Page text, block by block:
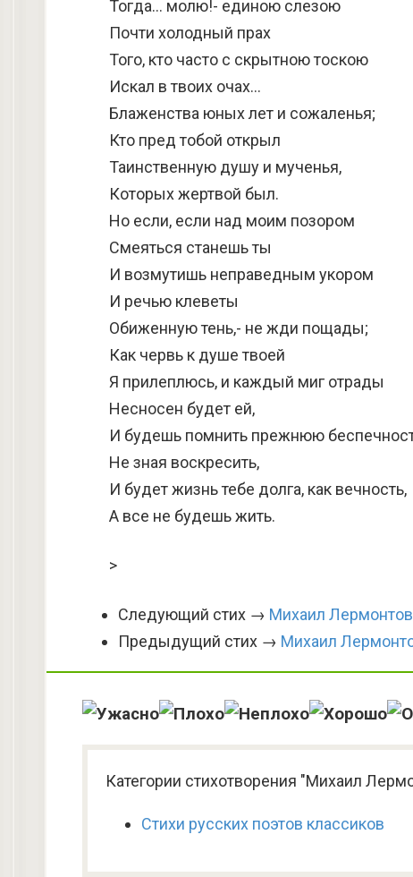
Тогда… молю!- единою слезою
Почти холодный прах
Того, кто часто с скрытною тоскою
Искал в твоих очах…
Блаженства юных лет и сожаленья;
Кто пред тобой открыл
Таинственную душу и мученья,
Которых жертвой был.
Но если, если над моим позором
Смеяться станешь ты
И возмутишь неправедным укором
И речью клеветы
Обиженную тень,- не жди пощады;
Как червь к душе твоей
Я прилеплюсь, и каждый миг отрады
Несносен будет ей,
И будешь помнить прежнюю
Не зная воскресить,
И будет жизнь тебе долга, как вечность,
А все не будешь жить.
>
Следующий стих → Михаил
Предыдущий стих → Михаил
Категории стихотворения "Михаил
Стихи русских поэтов классиков